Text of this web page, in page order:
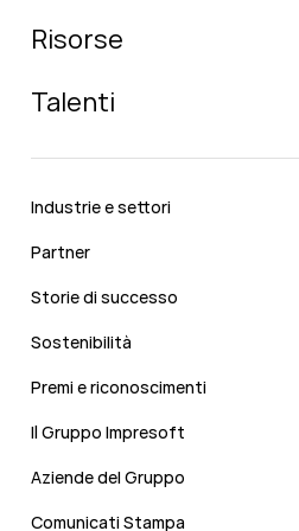
Risorse
Talenti
Industrie e settori
Partner
Storie di successo
Sostenibilità
Premi e riconoscimenti
Il Gruppo Impresoft
Aziende del Gruppo
Comunicati Stampa